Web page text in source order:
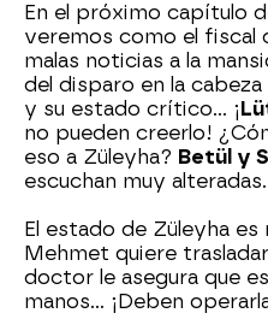
En el próximo capítulo
veremos como el fiscal
malas noticias a la
del disparo en la
y su estado crítico... ¡
no pueden creerlo!
eso a Züleyha? Betül y
escuchan muy
El estado de Züleyha
Mehmet quiere
doctor le asegura que
manos... ¡Deben